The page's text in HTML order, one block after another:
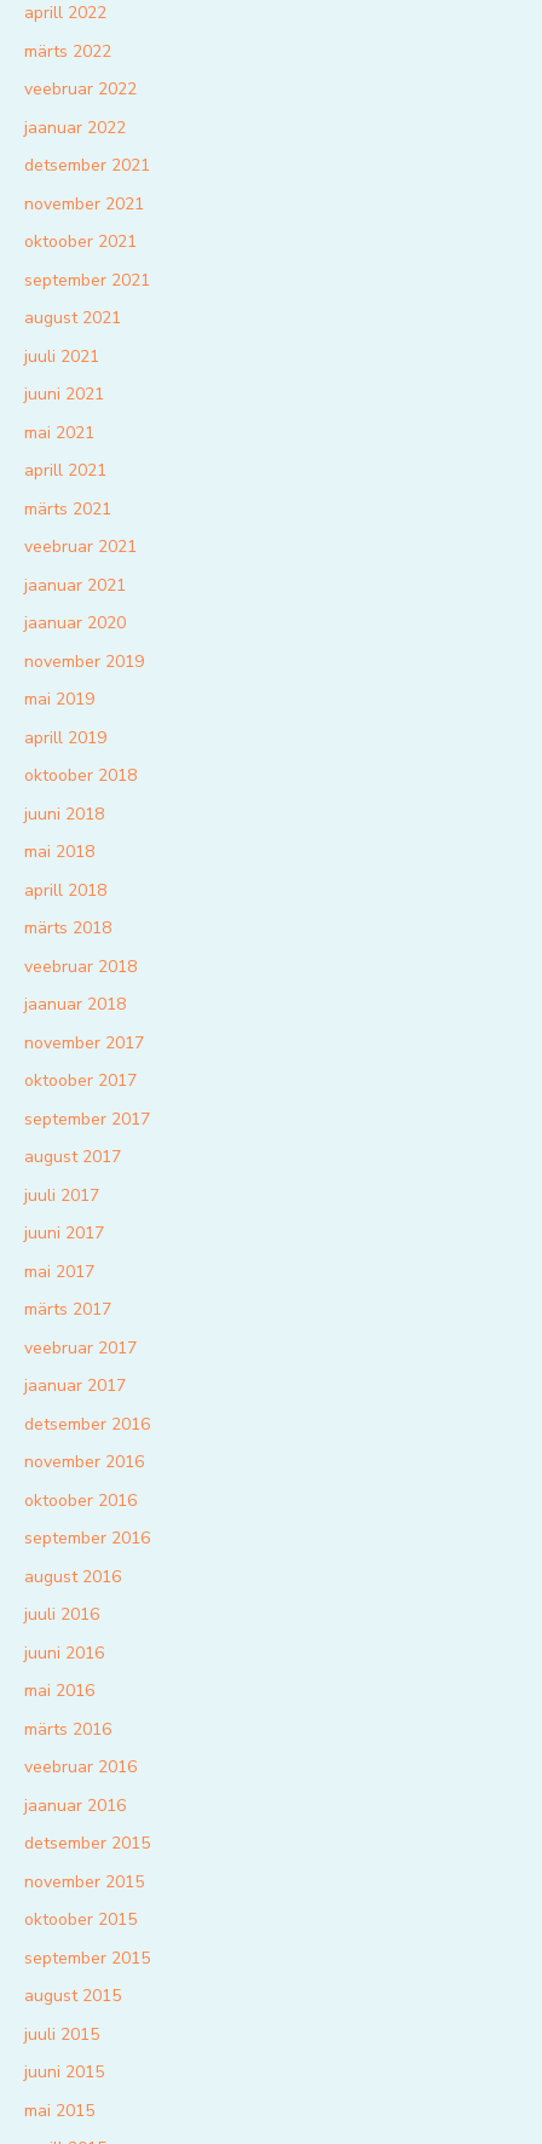
aprill 2022
märts 2022
veebruar 2022
jaanuar 2022
detsember 2021
november 2021
oktoober 2021
september 2021
august 2021
juuli 2021
juuni 2021
mai 2021
aprill 2021
märts 2021
veebruar 2021
jaanuar 2021
jaanuar 2020
november 2019
mai 2019
aprill 2019
oktoober 2018
juuni 2018
mai 2018
aprill 2018
märts 2018
veebruar 2018
jaanuar 2018
november 2017
oktoober 2017
september 2017
august 2017
juuli 2017
juuni 2017
mai 2017
märts 2017
veebruar 2017
jaanuar 2017
detsember 2016
november 2016
oktoober 2016
september 2016
august 2016
juuli 2016
juuni 2016
mai 2016
märts 2016
veebruar 2016
jaanuar 2016
detsember 2015
november 2015
oktoober 2015
september 2015
august 2015
juuli 2015
juuni 2015
mai 2015